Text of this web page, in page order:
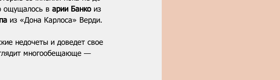
ощущалось в арии Банко из
из «Дона Карлоса» Верди.
недочеты и доведет свое
многообещающе —